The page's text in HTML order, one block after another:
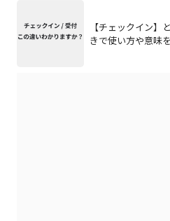
【チェックイン】
きで使い方や意味